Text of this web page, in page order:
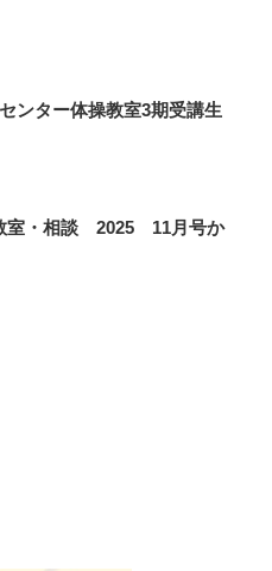
ンター体操教室3期受講生
室・相談 2025 11月号か